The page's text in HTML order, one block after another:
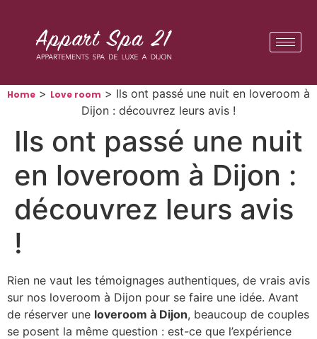
Home > Love room > Ils ont passé une nuit en loveroom à
Dijon : découvrez leurs avis !
Ils ont passé une nuit
en loveroom à Dijon :
découvrez leurs avis
!
Rien ne vaut les témoignages authentiques, de vrais avis
sur nos loveroom à Dijon pour se faire une idée. Avant
de réserver une loveroom à Dijon, beaucoup de couples
se posent la même question : est-ce que l’expérience